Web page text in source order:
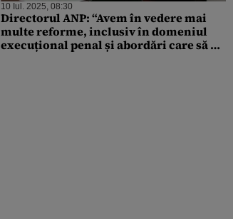
10 Iul. 2025, 08:30
Directorul ANP: “Avem în vedere mai
multe reforme, inclusiv în domeniul
execuțional penal și abordări care să ne